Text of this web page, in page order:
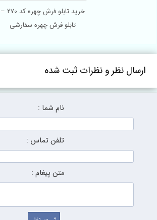
خرید تابلو فرش چهره کد 270 –
تابلو فرش چهره سفارشی
ارسال نظر و نظرات ثبت شده
نام شما :
تلفن تماس :
متن پیغام :